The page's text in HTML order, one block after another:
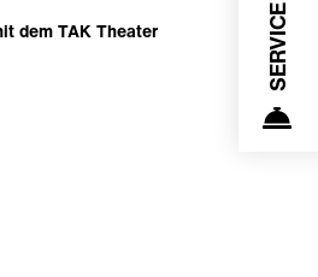
dem TAK Theater